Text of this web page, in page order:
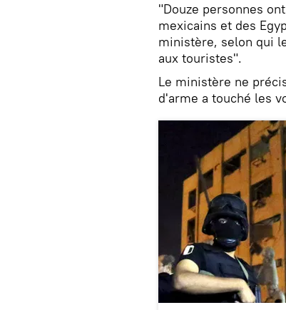
"Douze personnes
mexicains et des
ministère, selon qui
aux touristes".
Le ministère ne
d'arme a touché les